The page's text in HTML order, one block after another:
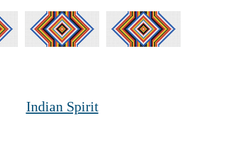
Indian Spirit